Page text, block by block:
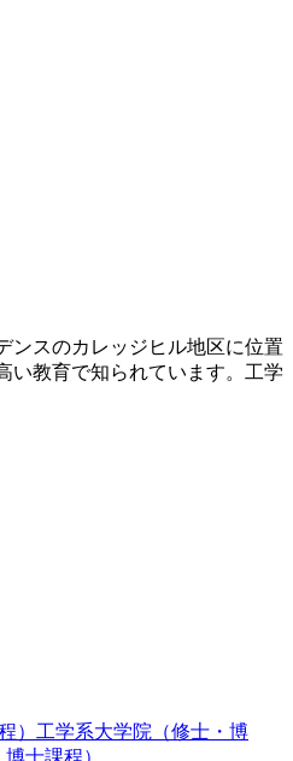
ンスのカレッジヒル地区に位置
い教育で知られています。工学
） 工学系大学院（修士・博
士課程）